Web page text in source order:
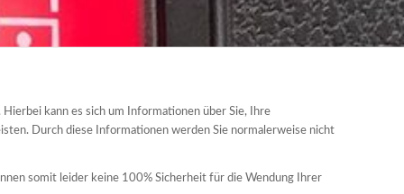
kann es sich um Informationen über Sie, Ihre
Durch diese Informationen werden Sie normalerweise nicht
somit leider keine 100% Sicherheit für die Wendung Ihrer